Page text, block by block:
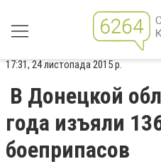
17:31, 24 листопада 2015 р.
В Донецкой
года изъяли
боеприпасов